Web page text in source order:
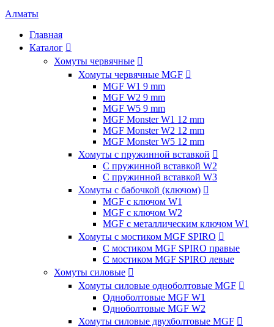
Алматы
Главная
Каталог 
Хомуты червячные 
Хомуты червячные MGF 
MGF W1 9 mm
MGF W2 9 mm
MGF W5 9 mm
MGF Monster W1 12 mm
MGF Monster W2 12 mm
MGF Monster W5 12 mm
Хомуты с пружинной вставкой 
С пружинной вставкой W2
С пружинной вставкой W3
Хомуты с бабочкой (ключом) 
MGF с ключом W1
MGF с ключом W2
MGF с металлическим ключом W1
Хомуты с мостиком MGF SPIRO 
С мостиком MGF SPIRO правые
С мостиком MGF SPIRO левые
Хомуты силовые 
Хомуты силовые одноболтовые MGF 
Одноболтовые MGF W1
Одноболтовые MGF W2
Хомуты силовые двухболтовые MGF 